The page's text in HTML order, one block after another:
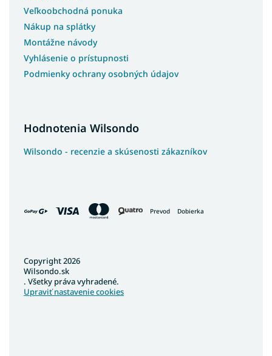
Veľkoobchodná ponuka
Nákup na splátky
Montážne návody
Vyhlásenie o prístupnosti
Podmienky ochrany osobných údajov
Hodnotenia Wilsondo
Wilsondo - recenzie a skúsenosti zákazníkov
Prevod Dobierka
Copyright 2026
Wilsondo.sk
. Všetky práva vyhradené.
Upraviť nastavenie cookies